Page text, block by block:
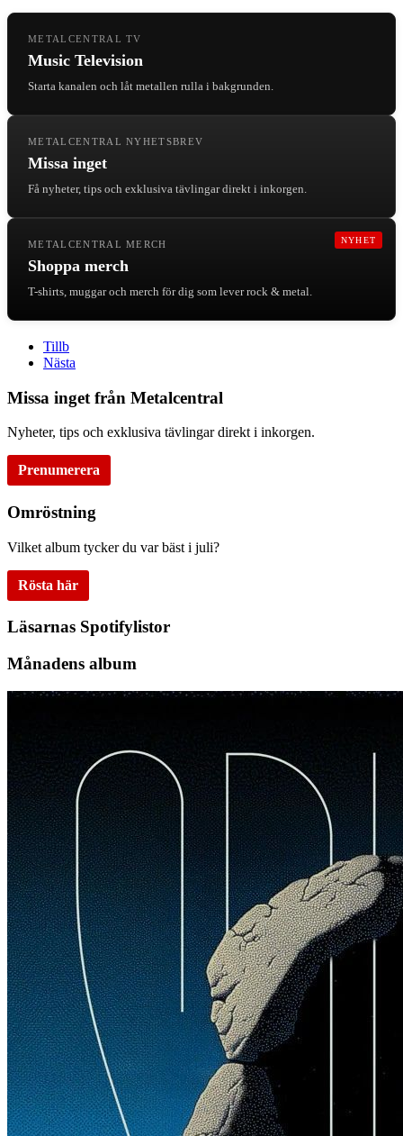
METALCENTRAL TV
Music Television
Starta kanalen och låt metallen rulla i bakgrunden.
METALCENTRAL NYHETSBREV
Missa inget
Få nyheter, tips och exklusiva tävlingar direkt i inkorgen.
NYHET
METALCENTRAL MERCH
Shoppa merch
T-shirts, muggar och merch för dig som lever rock & metal.
Tillb
Nästa
Missa inget från Metalcentral
Nyheter, tips och exklusiva tävlingar direkt i inkorgen.
Prenumerera
Omröstning
Vilket album tycker du var bäst i juli?
Rösta här
Läsarnas Spotifylistor
Månadens album